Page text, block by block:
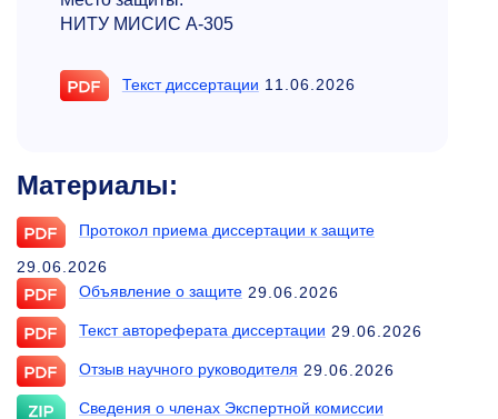
НИТУ МИСИС А-305
Текст диссертации 11.06.2026
Материалы:
Протокол приема диссертации к защите
29.06.2026
Объявление о защите 29.06.2026
Текст автореферата диссертации 29.06.2026
Отзыв научного руководителя 29.06.2026
Сведения о членах Экспертной комиссии